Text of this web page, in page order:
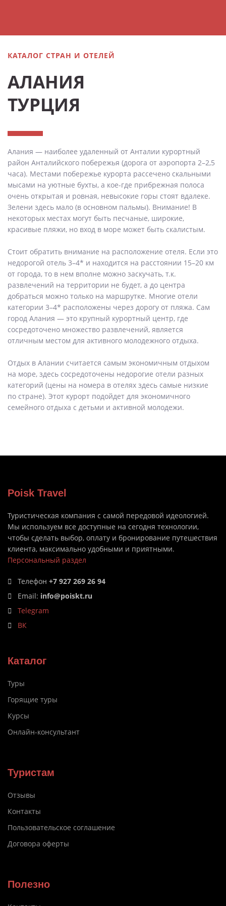
КАТАЛОГ СТРАН И ОТЕЛЕЙ
АЛАНИЯ
ТУРЦИЯ
Алания — наиболее удаленный от Анталии курортный
район Анталийского побережья (дорога от аэропорта 2–2,5
часа). Местами побережье курорта рассечено скальными
мысами на уютные бухты, а кое-где прибрежная полоса
очень открытая и ровная, невысокие горы стоят вдалеке.
Зелени здесь мало (в основном пальмы). Внимание! В
некоторых местах могут быть песчаные, широкие,
красивые пляжи, но вход в море может быть скалистым.
Стоит обратить внимание на расположение отеля. Если это
недорогой отель 3–4* и находится на расстоянии 15–20 км
от города, то в нем вполне можно заскучать, т.к.
развлечений на территории не будет, а до центра
добраться можно только на маршрутке. Многие отели
категории 3–4* расположены через дорогу от пляжа. Сам
город Алания — это крупный курортный центр, где
сосредоточено множество развлечений, является
отличным местом для активного молодежного отдыха.
Отдых в Алании считается самым экономичным отдыхом
на море, здесь сосредоточены недорогие отели разных
категорий (цены на номера в отелях здесь самые низкие
по стране). Этот курорт подойдет для экономичного
семейного отдыха с детьми и активной молодежи.
Poisk Travel
Туристическая компания с самой передовой идеологией.
Мы используем все доступные на сегодня технологии,
чтобы сделать выбор, оплату и бронирование путешествия
клиента, максимально удобными и приятными.
Персональный раздел
Телефон +7 927 269 26 94
Email: info@poiskt.ru
Telegram
ВК
Каталог
Туры
Горящие туры
Курсы
Онлайн-консультант
Туристам
Отзывы
Контакты
Пользовательское соглашение
Договора оферты
Полезно